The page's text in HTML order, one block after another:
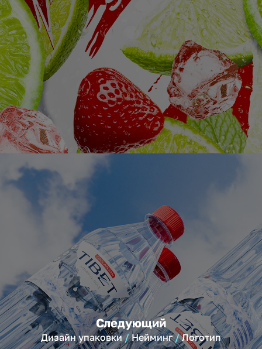
Следующий
Дизайн упаковки Нейминг Логотип